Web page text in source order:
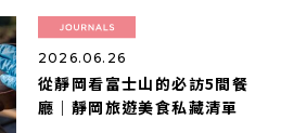
2026.06.26
從靜岡看富士山的必訪5間餐
廳｜靜岡旅遊美食私藏清單